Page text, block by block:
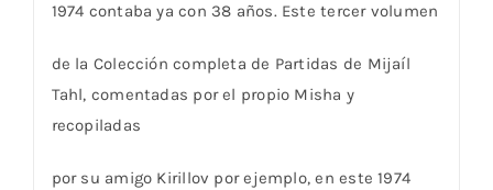
1974 contaba ya con 38 años. Este tercer volumen
de la Colección completa de Partidas de Mijaíl
Tahl, comentadas por el propio Misha y
recopiladas
por su amigo Kirillov por ejemplo, en este 1974